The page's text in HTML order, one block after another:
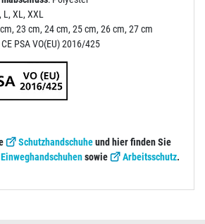
L, XL, XXL
23 cm, 24 cm, 25 cm, 26 cm, 27 cm
CE PSA VO(EU) 2016/425
Schutzhandschuheund hier finden Sie
Einweghandschuhensowie Arbeitsschutz.